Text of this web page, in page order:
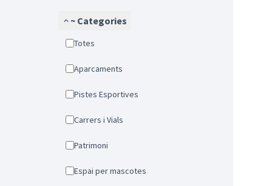
~ Categories
Totes
Aparcaments
Pistes Esportives
Carrers i Vials
Patrimoni
Espai per mascotes